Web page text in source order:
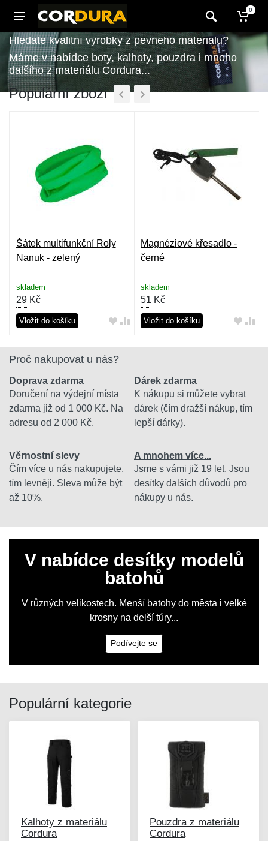
0
Hledáte kvalitní výrobky z pevného materiálu?
Máme v nabídce boty, kalhoty, pouzdra i mnoho
dalšího z materiálu Cordura...
Populární zboží
Šátek multifunkční Roly
Nanuk - zelený
skladem
29Kč
Vložit do košíku
Magnéziové křesadlo -
černé
skladem
51 Kč
Vložit do košíku
Proč nakupovat u nás?
Doprava zdarma
Doručení na výdejní místa
zdarma již od 1 000 Kč. Na
adresu od 2 000 Kč.
Dárek zdarma
K nákupu si můžete vybrat
dárek (čím dražší nákup, tím
lepší dárky).
Věrnostní slevy
Čím více u nás nakupujete,
tím levněji. Sleva může být
až 10%.
A mnohem více...
Jsme s vámi již 19 let. Jsou
desítky dalších důvodů pro
nákupy u nás.
V nabídce desítky modelů
batohů
V různých velikostech. Menší batohy do města i velké
krosny na delší túry...
Podívejte se
Populární kategorie
Kalhoty z materiálu
Cordura
Pouzdra z materiálu
Cordura